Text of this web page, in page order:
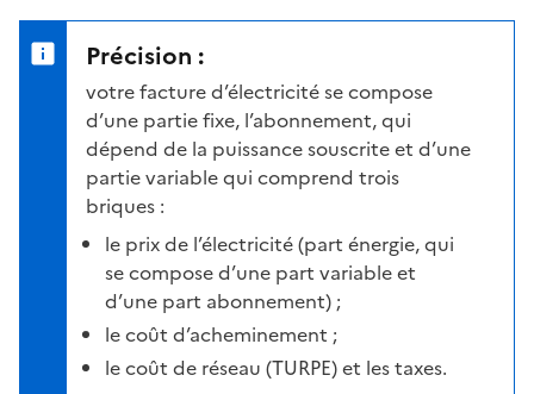
Précision :
votre facture d’électricité se compose
d’une partie fixe, l’abonnement, qui
dépend de la puissance souscrite et d’une
partie variable qui comprend trois
briques :
le prix de l’électricité (part énergie, qui
se compose d’une part variable et
d’une part abonnement) ;
le coût d’acheminement ;
le coût de réseau (TURPE) et les taxes.